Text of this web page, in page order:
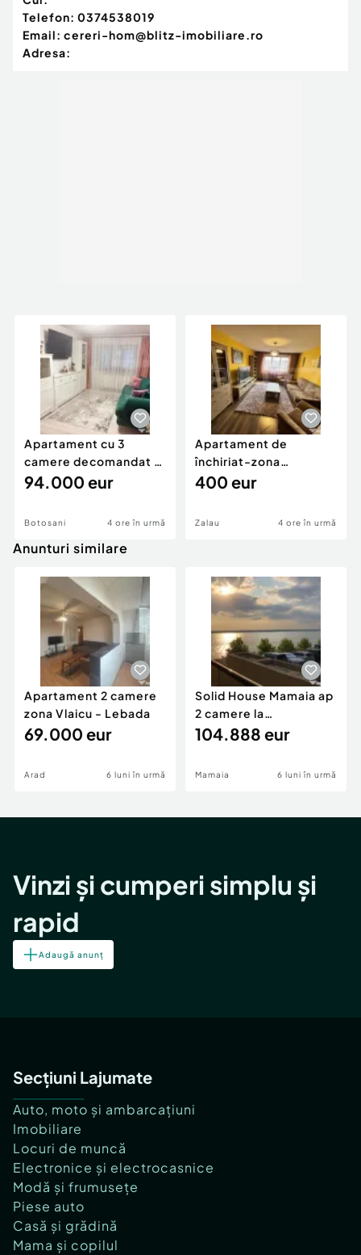
Telefon: 0374538019
Email: cereri-hom@blitz-imobiliare.ro
Adresa:
Apartament cu 3
camere decomandat -
renovat - Bucovina -
94.000 eur
Botosani 4 ore în urmă
Apartament de
închiriat-zona
ultracentrală
400 eur
Zalau 4 ore în urmă
Anunturi similare
Apartament 2 camere
zona Vlaicu - Lebada
69.000 eur
Arad 6 luni în urmă
Solid House Mamaia ap
2 camere la
cheie,langa Mega
104.888 eur
Mamaia 6 luni în urmă
Vinzi și cumperi simplu și
rapid
Adaugă anunț
Secțiuni Lajumate
Auto, moto și ambarcațiuni
Imobiliare
Locuri de muncă
Electronice și electrocasnice
Modă și frumusețe
Piese auto
Casă și grădină
Mama și copilul